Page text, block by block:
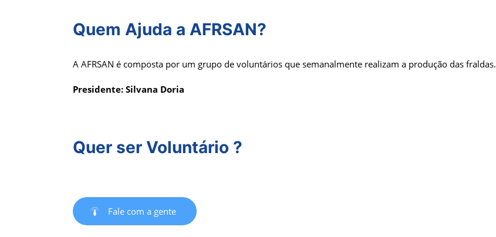
Quem Ajuda a AFRSAN?
A AFRSAN é composta por um grupo de voluntários que semanalmente realizam a produção das fraldas.
Presidente: Silvana Doria
Quer ser Voluntário ?
Fale com a gente